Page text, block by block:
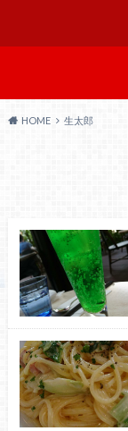
HOME 生太郎